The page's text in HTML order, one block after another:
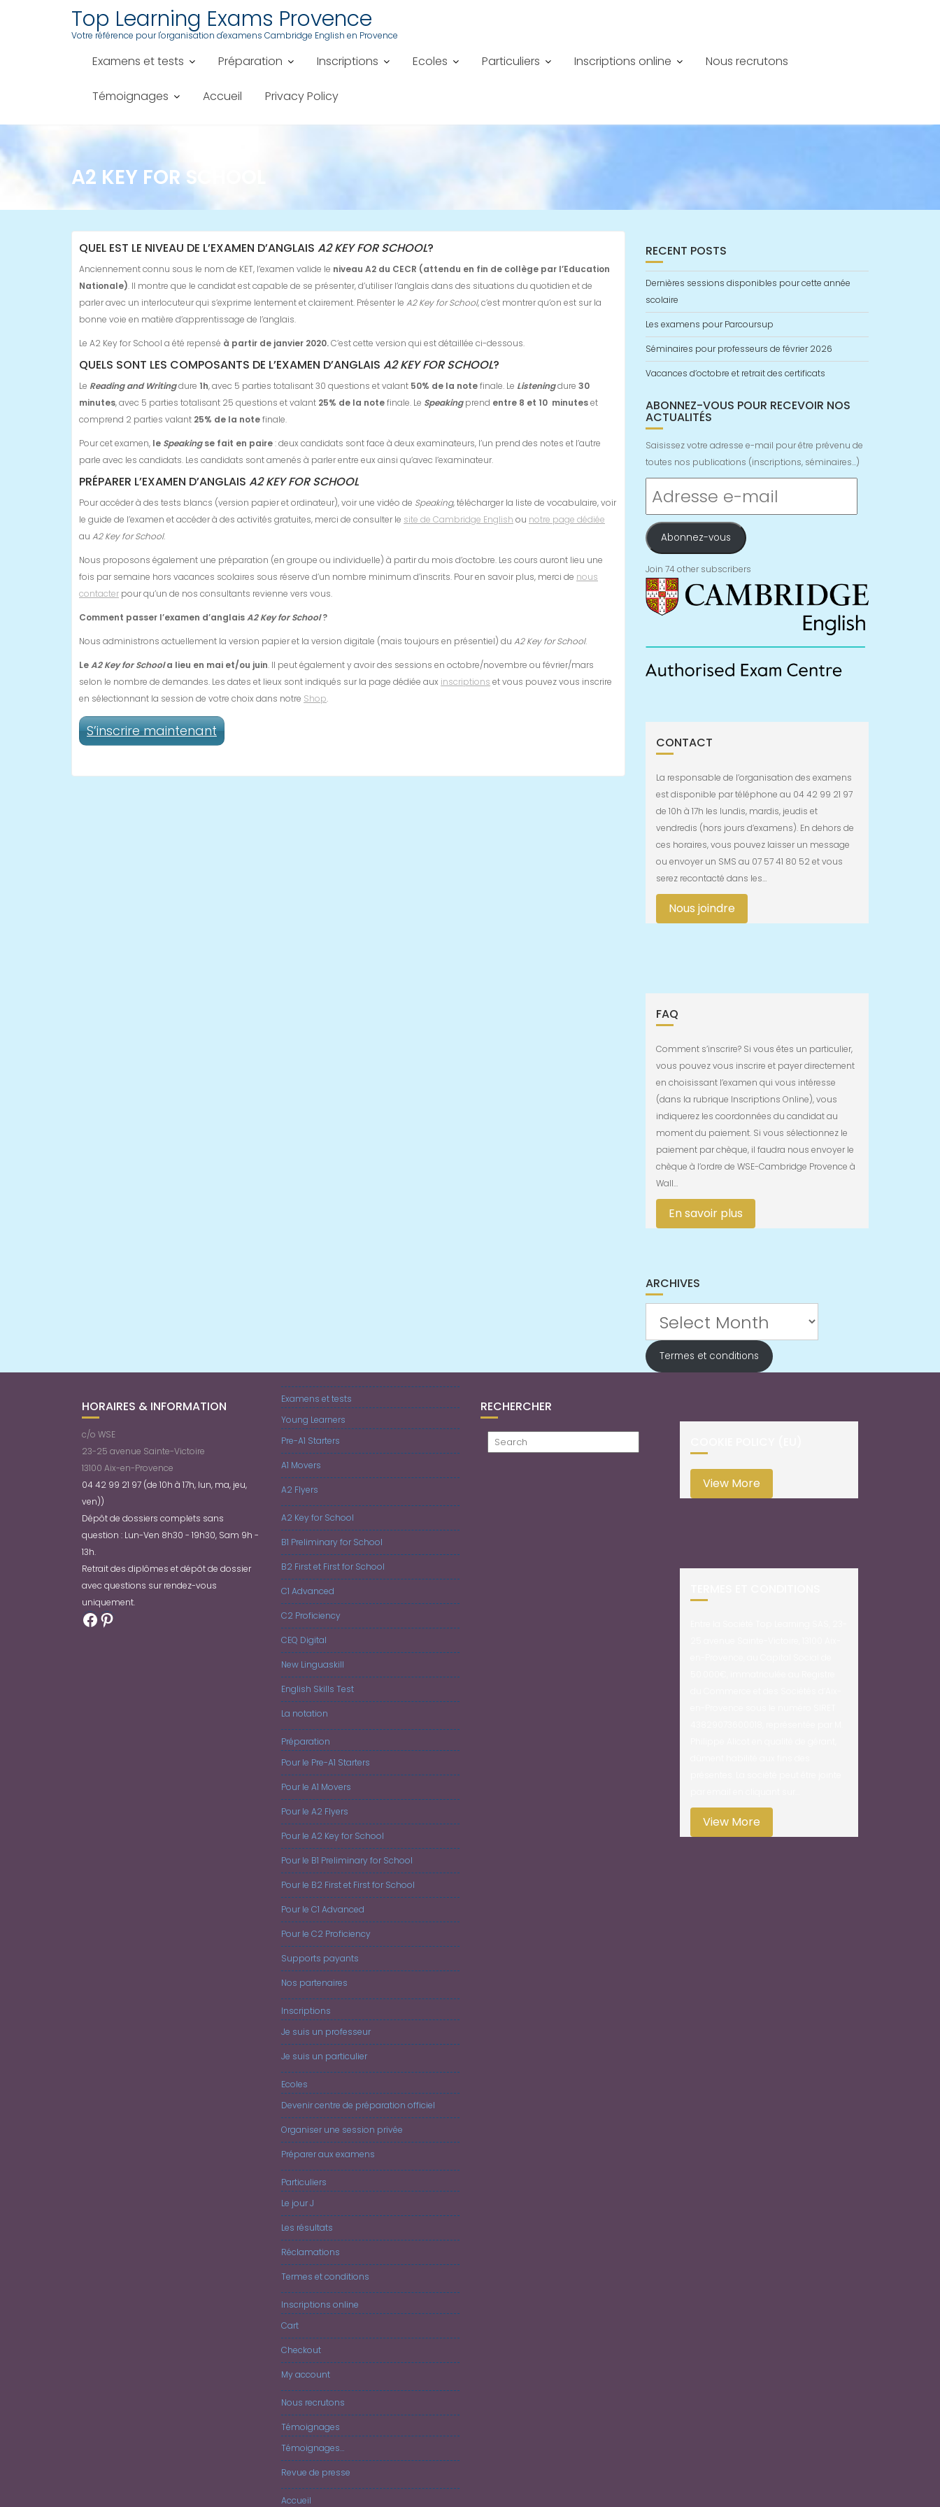
Top Learning Exams Provence
Votre référence pour l'organisation d'examens Cambridge English en Provence
Examens et tests Préparation Inscriptions Ecoles Particuliers Inscriptions online Nous recrutons
Témoignages Accueil Privacy Policy
A2 KEY FOR SCHOOL
QUEL EST LE NIVEAU DE L’EXAMEN D’ANGLAIS A2 KEY FOR SCHOOL?
Anciennement connu sous le nom de KET, l’examen valide le niveau A2 du CECR (attendu en fin de collège par l’Education
Nationale). Il montre que le candidat est capable de se présenter, d’utiliser l’anglais dans des situations du quotidien et de
parler avec un interlocuteur qui s’exprime lentement et clairement. Présenter le A2 Key for School, c’est montrer qu’on est sur la
bonne voie en matière d’apprentissage de l’anglais.
Le A2 Key for School a été repensé à partir de janvier 2020.C’est cette version qui est détaillée ci-dessous.
QUELS SONT LES COMPOSANTS DE L’EXAMEN D’ANGLAIS A2 KEY FOR SCHOOL?
Le Reading and Writingdure 1h, avec 5 parties totalisant 30 questions et valant 50% de la notefinale. Le Listeningdure 30
minutes, avec 5 parties totalisant 25 questions et valant 25% de la notefinale. Le Speakingprend entre 8 et 10 minuteset
comprend 2 parties valant 25% de la notefinale.
Pour cet examen, le Speakingse fait en paire: deux candidats sont face à deux examinateurs, l’un prend des notes et l’autre
parle avec les candidats. Les candidats sont amenés à parler entre eux ainsi qu’avec l’examinateur.
PRÉPARER L’EXAMEN D’ANGLAIS A2 KEY FOR SCHOOL
Pour accéder à des tests blancs (version papier et ordinateur), voir une vidéo de Speaking, télécharger la liste de vocabulaire, voir
le guide de l’examen et accéder à des activités gratuites, merci de consulter le site de Cambridge English ou notre page dédiée
au A2 Key for School.
Nous proposons également une préparation (en groupe ou individuelle) à partir du mois d’octobre. Les cours auront lieu une
fois par semaine hors vacances scolaires sous réserve d’un nombre minimum d’inscrits. Pour en savoir plus, merci de nous
contacter pour qu’un de nos consultants revienne vers vous.
Comment passer l’examen d’anglaisA2 Key for School?
Nous administrons actuellement la version papier et la version digitale (mais toujours en présentiel) du A2 Key for School.
LeA2 Key for Schoola lieu en mai et/ou juin. Il peut également y avoir des sessions en octobre/novembre ou février/mars
selon le nombre de demandes. Les dates et lieux sont indiqués sur la page dédiée aux inscriptions et vous pouvez vous inscrire
en sélectionnant la session de votre choix dans notre Shop.
S’inscrire maintenant
RECENT POSTS
Dernières sessions disponibles pour cette année
scolaire
Les examens pour Parcoursup
Séminaires pour professeurs de février 2026
Vacances d’octobre et retrait des certificats
ABONNEZ-VOUS POUR RECEVOIR NOS
ACTUALITÉS
Saisissez votre adresse e-mail pour être prévenu de
toutes nos publications (inscriptions, séminaires...)
e-
mail
Abonnez-vous
Join 74 other subscribers
CONTACT
La responsable de l’organisation des examens
est disponible par téléphone au 04 42 99 21 97
de 10h à 17h les lundis, mardis, jeudis et
vendredis (hors jours d’examens). En dehors de
ces horaires, vous pouvez laisser un message
ou envoyer un SMS au 07 57 41 80 52 et vous
serez recontacté dans les…
Nous joindre
FAQ
Comment s’inscrire? Si vous êtes un particulier,
vous pouvez vous inscrire et payer directement
en choisissant l’examen qui vous intéresse
(dans la rubrique Inscriptions Online), vous
indiquerez les coordonnées du candidat au
moment du paiement. Si vous sélectionnez le
paiement par chèque, il faudra nous envoyer le
chèque à l’ordre de WSE-Cambridge Provence à
Wall…
En savoir plus
ARCHIVES
Termes et conditions
HORAIRES & INFORMATION
c/o WSE
23-25 avenue Sainte-Victoire
13100 Aix-en-Provence
04 42 99 21 97 (de 10h à 17h, lun, ma, jeu,
ven))
Dépôt de dossiers complets sans
question : Lun-Ven 8h30 - 19h30, Sam 9h -
13h.
Retrait des diplômes et dépôt de dossier
avec questions sur rendez-vous
uniquement.
Facebook
Pinterest
Examens et tests
Young Learners
Pre-A1 Starters
A1 Movers
A2 Flyers
A2 Key for School
B1 Preliminary for School
B2 First et First for School
C1 Advanced
C2 Proficiency
CEQ Digital
New Linguaskill
English Skills Test
La notation
Préparation
Pour le Pre-A1 Starters
Pour le A1 Movers
Pour le A2 Flyers
Pour le A2 Key for School
Pour le B1 Preliminary for School
Pour le B2 First et First for School
Pour le C1 Advanced
Pour le C2 Proficiency
Supports payants
Nos partenaires
Inscriptions
Je suis un professeur
Je suis un particulier
Ecoles
Devenir centre de préparation officiel
Organiser une session privée
Préparer aux examens
Particuliers
Le jour J
Les résultats
Réclamations
Termes et conditions
Inscriptions online
Cart
Checkout
My account
Nous recrutons
Témoignages
Témoignages…
Revue de presse
Accueil
RECHERCHER
View More
View More